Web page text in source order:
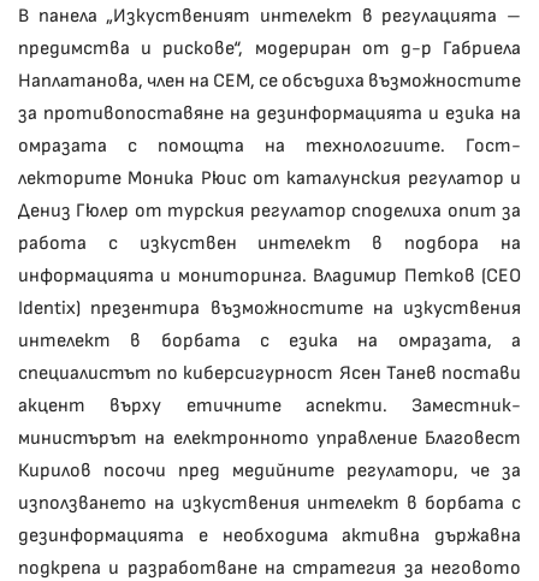
В панела „Изкуственият интелект в регулацията –
предимства и рискове“, модериран от д-р Габриела
Наплатанова, член на СЕМ, се обсъдиха възможностите
за противопоставяне на дезинформацията и езика на
омразата с помощта на технологиите. Гост-
лекторите Моника Рюис от каталунския регулатор и
Дениз Гюлер от турския регулатор споделиха опит за
работа с изкуствен интелект в подбора на
информацията и мониторинга. Владимир Петков (CEO
Identix) презентира възможностите на изкуствения
интелект в борбата с езика на омразата, а
специалистът по киберсигурност Ясен Танев постави
акцент върху етичните аспекти. Заместник-
министърът на електронното управление Благовест
Кирилов посочи пред медийните регулатори, че за
използването на изкуствения интелект в борбата с
дезинформацията е необходима активна държавна
подкрепа и разработване на стратегия за неговото